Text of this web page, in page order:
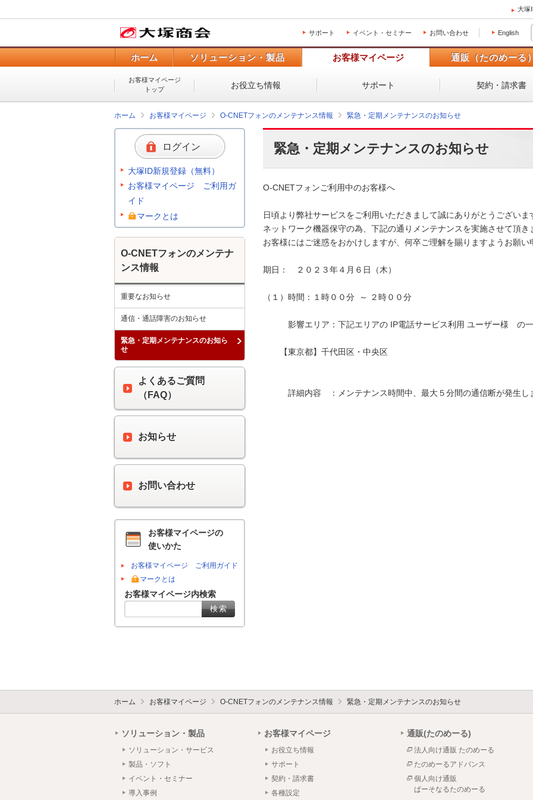
大塚
サポート イベント・セミナー お問い合わせ English
ホーム ソリューション・製品 お客様マイページ 通販（たのめーる）
お客様マイページ
トップ
お役立ち情報 サポート 契約・請求書
ホーム お客様マイページ O-CNETフォンのメンテナンス情報 緊急・定期メンテナンスのお知らせ
緊急・定期メンテナンスのお知らせ
O-CNETフォンご利用中のお客様へ
日頃より弊社サービスをご利用いただきまして誠にありがとうございま
ネットワーク機器保守の為、下記の通りメンテナンスを実施させて頂き
お客様にはご迷惑をおかけしますが、何卒ご理解を賜りますようお願い
期日：　２０２３年４月６日（木）
（１）時間：１時００分  ～ ２時００分
影響エリア：下記エリアの IP電話サービス利用 ユーザー様　の
【東京都】千代田区・中央区
詳細内容　：メンテナンス時間中、最大５分間の通信断が発生し
ログイン
大塚ID新規登録（無料）
お客様マイページ ご利用ガ
イド
マークとは
O-CNETフォンのメンテナ
ンス情報
重要なお知らせ
通信・通話障害のお知らせ
緊急・定期メンテナンスのお知ら
せ
よくあるご質問
（FAQ）
お知らせ
お問い合わせ
お客様マイページの
使いかた
お客様マイページ ご利用ガイド
マークとは
お客様マイページ内検索
ホーム お客様マイページ O-CNETフォンのメンテナンス情報 緊急・定期メンテナンスのお知らせ
ソリューション・製品
ソリューション・サービス
製品・ソフト
イベント・セミナー
導入事例
お客様マイページ
お役立ち情報
サポート
契約・請求書
各種設定
通販(たのめーる)
法人向け通販 たのめーる
たのめーるアドバンス
個人向け通販
ぱーそなるたのめーる